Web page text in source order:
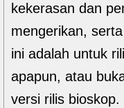
kekerasan dan
mengerikan,
ini adalah untuk
apapun, atau
versi rilis